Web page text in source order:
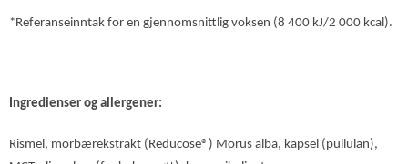
*Referanseinntak for en gjennomsnittlig voksen (8 400 kJ/2 000 kcal).
Ingredienser og allergener:
Rismel, morbærekstrakt (Reducose®) Morus alba, kapsel (pullulan),